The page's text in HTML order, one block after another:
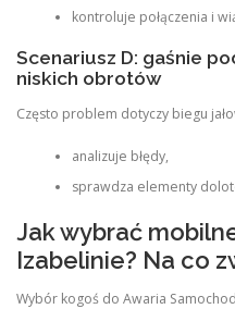
kontroluje połączenia i
Scenariusz D: gaśnie
niskich obrotów
Często problem dotyczy biegu
analizuje błędy,
sprawdza elementy
Jak wybrać
Izabelinie? Na co
Wybór kogoś do Awaria